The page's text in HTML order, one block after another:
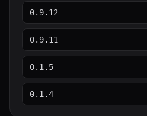
0.9.12
0.9.11
0.1.5
0.1.4